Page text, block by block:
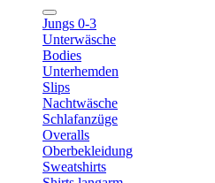
Jungs 0-3
Unterwäsche
Bodies
Unterhemden
Slips
Nachtwäsche
Schlafanzüge
Overalls
Oberbekleidung
Sweatshirts